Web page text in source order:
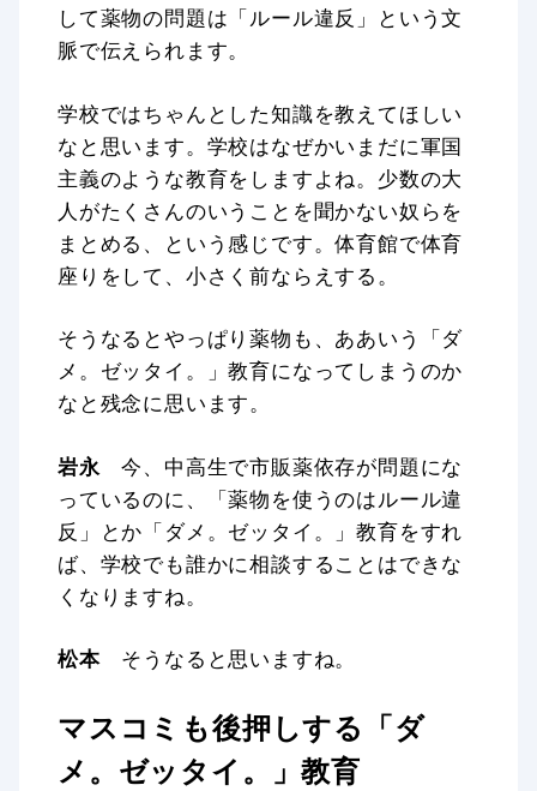
して薬物の問題は「ルール違反」という文
脈で伝えられます。
学校ではちゃんとした知識を教えてほしい
なと思います。学校はなぜかいまだに軍国
主義のような教育をしますよね。少数の大
人がたくさんのいうことを聞かない奴らを
まとめる、という感じです。体育館で体育
座りをして、小さく前ならえする。
そうなるとやっぱり薬物も、ああいう「ダ
メ。ゼッタイ。」教育になってしまうのか
なと残念に思います。
岩永今、中高生で市販薬依存が問題にな
っているのに、「薬物を使うのはルール違
反」とか「ダメ。ゼッタイ。」教育をすれ
ば、学校でも誰かに相談することはできな
くなりますね。
松本そうなると思いますね。
マスコミも後押しする「ダ
メ。ゼッタイ。」教育